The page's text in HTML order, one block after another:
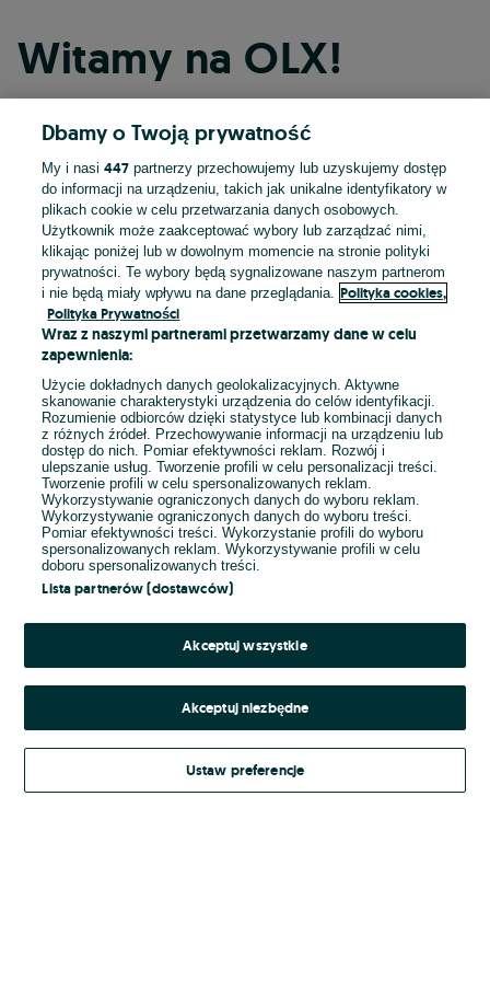
Witamy na OLX!
Kontynuuj przez Facebooka
Kontynuuj przez konto Apple
Kontynuuj przez konto Google
LUB
E-mail
Hasło
Kontynuując za pośrednictwem jednego z dostawców wskazanych powyżej,
Regulamin serwisu OLX.pl w jego aktualnym brzmieniu.
Dbamy o Twoją prywatność
My i nasi447 partnerzy przechowujemy lub uzyskujemy dostęp
do informacji na urządzeniu, takich jak unikalne identyfikatory w
plikach cookie w celu przetwarzania danych osobowych.
Użytkownik może zaakceptować wybory lub zarządzać nimi,
klikając poniżej lub w dowolnym momencie na stronie polityki
prywatności. Te wybory będą sygnalizowane naszym partnerom
i nie będą miały wpływu na dane przeglądania.
Polityka cookies,
Polityka Prywatności
Wraz z naszymi partnerami przetwarzamy dane w celu
zapewnienia:
Użycie dokładnych danych geolokalizacyjnych. Aktywne
skanowanie charakterystyki urządzenia do celów identyfikacji.
Rozumienie odbiorców dzięki statystyce lub kombinacji danych
z różnych źródeł. Przechowywanie informacji na urządzeniu lub
dostęp do nich. Pomiar efektywności reklam. Rozwój i
ulepszanie usług. Tworzenie profili w celu personalizacji treści.
Tworzenie profili w celu spersonalizowanych reklam.
Wykorzystywanie ograniczonych danych do wyboru reklam.
Wykorzystywanie ograniczonych danych do wyboru treści.
Pomiar efektywności treści. Wykorzystanie profili do wyboru
spersonalizowanych reklam. Wykorzystywanie profili w celu
doboru spersonalizowanych treści.
Lista partnerów (dostawców)
Akceptuj wszystkie
Akceptuj niezbędne
Ustaw preferencje